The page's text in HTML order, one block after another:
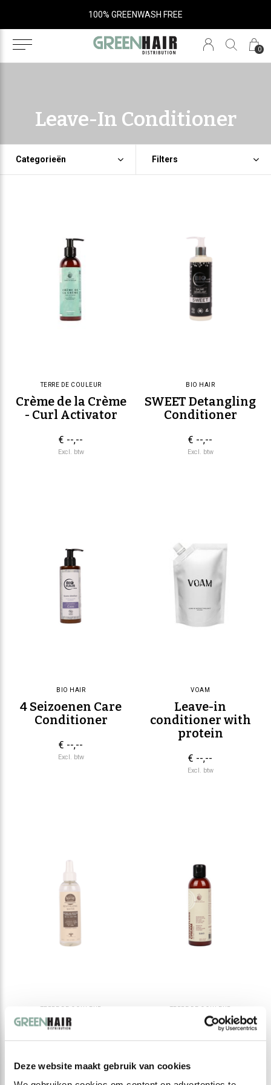
Deze website maakt gebruik van cookies
0
100% GREENWASH FREE
Leave-In Conditioner
Categorieën Filters
TERRE DE COULEUR
Crème de la Crème
- Curl Activator
€ --,--
Excl. btw
BIO HAIR
SWEET Detangling
Conditioner
€ --,--
Excl. btw
BIO HAIR
4 Seizoenen Care
Conditioner
€ --,--
Excl. btw
VOAM
Leave-in
conditioner with
protein
€ --,--
Excl. btw
TERRE DE COULEUR
Revitalizing water -
The Water of Life
€ --,--
TERRE DE COULEUR
Weightless Cream
Conditioner
€ --,--